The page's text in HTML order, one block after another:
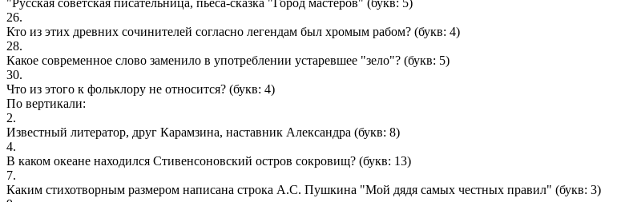
26.
Кто из этих древних сочинителей согласно легендам был хромым рабом? (букв: 4)
28.
Какое современное слово заменило в употреблении устаревшее "зело"? (букв: 5)
30.
Что из этого к фольклору не относится? (букв: 4)
По вертикали:
2.
Известный литератор, друг Карамзина, наставник Александра (букв: 8)
4.
В каком океане находился Стивенсоновский остров сокровищ? (букв: 13)
7.
Каким стихотворным размером написана строка А.С. Пушкина "Мой дядя самых честных правил" (букв: 3)